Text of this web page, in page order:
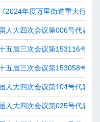
2024年度万里街道重大行政
人大四次会议第006号代表建
五届三次会议第153116号提
五届三次会议第153058号提
人大四次会议第104号代表建
人大四次会议第025号代表建